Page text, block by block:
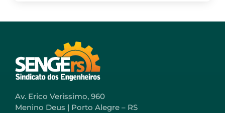
Av. Erico Verissimo, 960
Menino Deus | Porto Alegre – RS